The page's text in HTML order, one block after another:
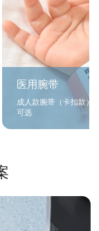
医用腕带
成人款腕带（卡扣款）
可选